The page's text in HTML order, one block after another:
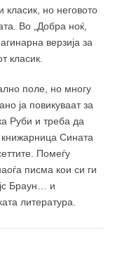
класик, но неговото
Во „Добра ноќ,
верзија за
класик.
поле, но многу
ја повикуваат за
Руби и треба да
книжарница Сината
Помеѓу
писма кои си ги
Браун… и
литература.